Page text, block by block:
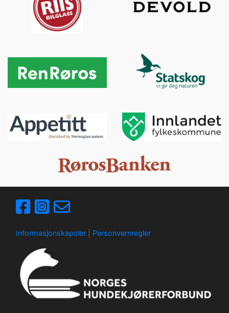
Informasjonskapsler Personvernregler